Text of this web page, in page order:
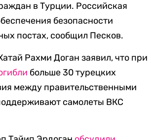
в Турции. Российская
безопасности
постах, сообщил Песков.
Рахми Доган заявил, что при
больше 30 турецких
между правительственными
самолеты ВКС